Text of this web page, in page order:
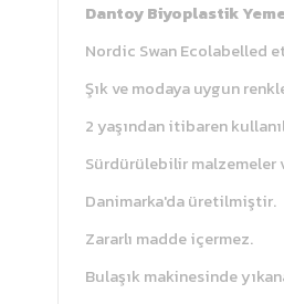
Dantoy Biyoplastik
Nordic Swan Ecolabelled
Şık ve modaya uygun
2 yaşından itibaren
Sürdürülebilir malzemeler
Danimarka'da üretilmiştir.
Zararlı madde içermez.
Bulaşık makinesinde